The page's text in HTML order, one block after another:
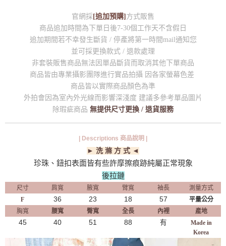
官網採[追加預購]方式販售
商品追加時間為下單日後7-30個工作天不含假日
追加期間若不幸發生斷貨 / 停產將第一時間mail通知您
並可採更換款式 / 退款處理
非套裝販售商品無法因單品斷貨而取消其他下單商品
商品皆由專業攝影團隊進行實品拍攝 因各家螢幕色差
商品皆以實際商品顏色為準
外拍會因為室內外光線而影響深淺度 建議多參考單品圖片
除瑕疵商品 無提供尺寸更換 / 退貨服務
| Descriptions 商品說明 |
► 洗 滌 方 式 ◄
珍珠、鈕扣表面皆有些許摩擦痕跡純屬正常現象
後拉鏈
尺寸 肩寬 腋寬 臂寬 袖長
測量方式
F
36 23 18 57
平量公分
胸寬
腰寬 臀寬 全長 內裡 產地
45 40 51 88 有
Made in
Korea